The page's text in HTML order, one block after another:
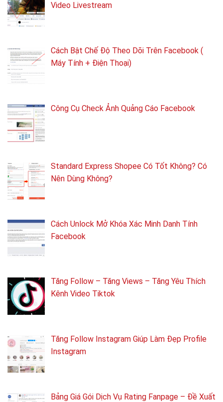
Video Livestream
Cách Bật Chế Độ Theo Dõi Trên Facebook (
Máy Tính + Điện Thoại)
Công Cụ Check Ảnh Quảng Cáo Facebook
Standard Express Shopee Có Tốt Không? Có
Nên Dùng Không?
Cách Unlock Mở Khóa Xác Minh Danh Tính
Facebook
Tăng Follow – Tăng Views – Tăng Yêu Thích
Kênh Video Tiktok
Tăng Follow Instagram Giúp Làm Đẹp Profile
Instagram
Bảng Giá Gói Dịch Vụ Rating Fanpage – Đề Xuất